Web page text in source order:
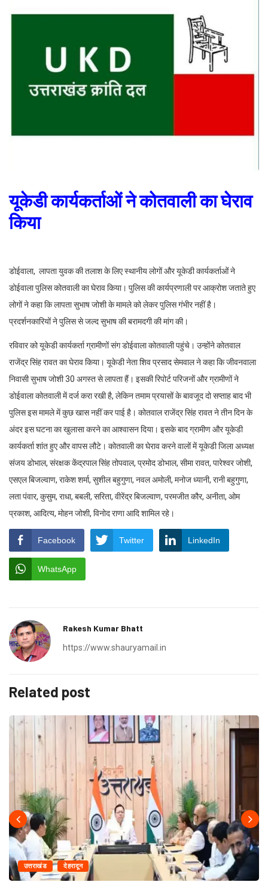
यूकेडी कार्यकर्ताओं ने कोतवाली का घेराव
किया
डोईवाला, लापता युवक की तलाश के लिए स्थानीय लोगों और यूकेडी कार्यकर्ताओं ने
डोईवाला पुलिस कोतवाली का घेराव किया। पुलिस की कार्यप्रणाली पर आक्रोश जताते हुए
लोगों ने कहा कि लापता सुभाष जोशी के मामले को लेकर पुलिस गंभीर नहीं है।
प्रदर्शनकारियों ने पुलिस से जल्द सुभाष की बरामदगी की मांग की।
रविवार को यूकेडी कार्यकर्ता ग्रामीणों संग डोईवाला कोतवाली पहुंचे। उन्होंने कोतवाल
राजेंद्र सिंह रावत का घेराव किया। यूकेडी नेता शिव प्रसाद सेमवाल ने कहा कि जीवनवाला
निवासी सुभाष जोशी 30 अगस्त से लापता हैं। इसकी रिपोर्ट परिजनों और ग्रामीणों ने
डोईवाला कोतवाली में दर्ज करा रखी है, लेकिन तमाम प्रयासों के बावजूद दो सप्ताह बाद भी
पुलिस इस मामले में कुछ खास नहीं कर पाई है। कोतवाल राजेंद्र सिंह रावत ने तीन दिन के
अंदर इस घटना का खुलासा करने का आश्वासन दिया। इसके बाद ग्रामीण और यूकेडी
कार्यकर्ता शांत हुए और वापस लौटे। कोतवाली का घेराव करने वालों में यूकेडी जिला अध्यक्ष
संजय डोभाल, संरक्षक केंद्रपाल सिंह तोपवाल, प्रमोद डोभाल, सीमा रावत, पारेश्वर जोशी,
एसएल बिजल्वाण, राकेश शर्मा, सुशील बहुगुणा, नवल अमोली, मनोज ध्यानी, रानी बहुगुणा,
लता पंवार, कुसुम, राधा, बबली, सरिता, वीरेंद्र बिजल्वाण, परमजीत कौर, अनीता, ओम
प्रकाश, आदित्य, मोहन जोशी, विनोद राणा आदि शामिल रहे।
Facebook Twitter LinkedIn
WhatsApp
Rakesh Kumar Bhatt
https://www.shauryamail.in
Related post
उत्तराखंड देहरादून